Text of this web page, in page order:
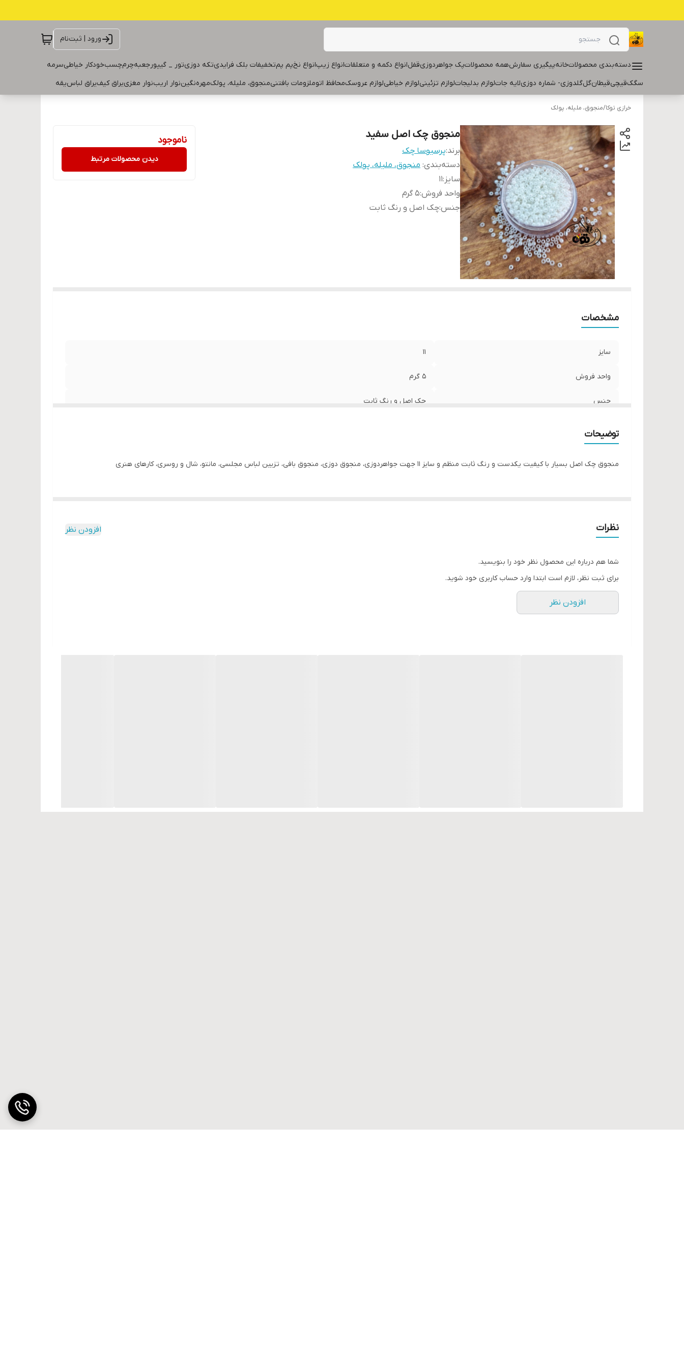
ورود | ثبت‌نام
دسته‌بندی محصولاتخانهپیگیری سفارشهمه محصولاتپک جواهردوزیقفلانواع دکمه و متعلقاتانواع زیپانواع نخپم پمتخفیفات بلک فرایدیتکه دوزیتور _ گیپورجعبهچرمچسبخودکار خیاطیسرمه
سگکقیچیقیطانگلگلدوزی- شماره دوزیلایه جاتلوازم بدلیجاتلوازم تزئینیلوازم خیاطیلوازم عروسکمحافظ اتوملزومات بافتنیمنجوق، ملیله، پولکمهرهنگیننوار اریبنوار مغزییراق کیفیراق لباسیقه
خرازی توکا/منجوق، ملیله، پولک
منجوق چک اصل سفید
برند:پرسیوسا چک
دسته‌بندی: منجوق، ملیله، پولک
سایز :۱۱
واحد فروش:۵ گرم
جنس:چک اصل و رنگ ثابت
ناموجود
دیدن محصولات مرتبط
مشخصات
سایز ۱۱
واحد فروش ۵ گرم
جنس چک اصل و رنگ ثابت
توضیحات
منجوق چک اصل بسیار با کیفیت یکدست و رنگ ثابت منظم و سایز ۱۱ جهت جواهردوزی، منجوق دوزی، منجوق بافی، تزیین لباس مجلسی، مانتو، شال و روسری، کارهای هنری
نظرات افزودن نظر
شما هم درباره این محصول نظر خود را بنویسید.
برای ثبت نظر، لازم است ابتدا وارد حساب کاربری خود شوید.
افزودن نظر